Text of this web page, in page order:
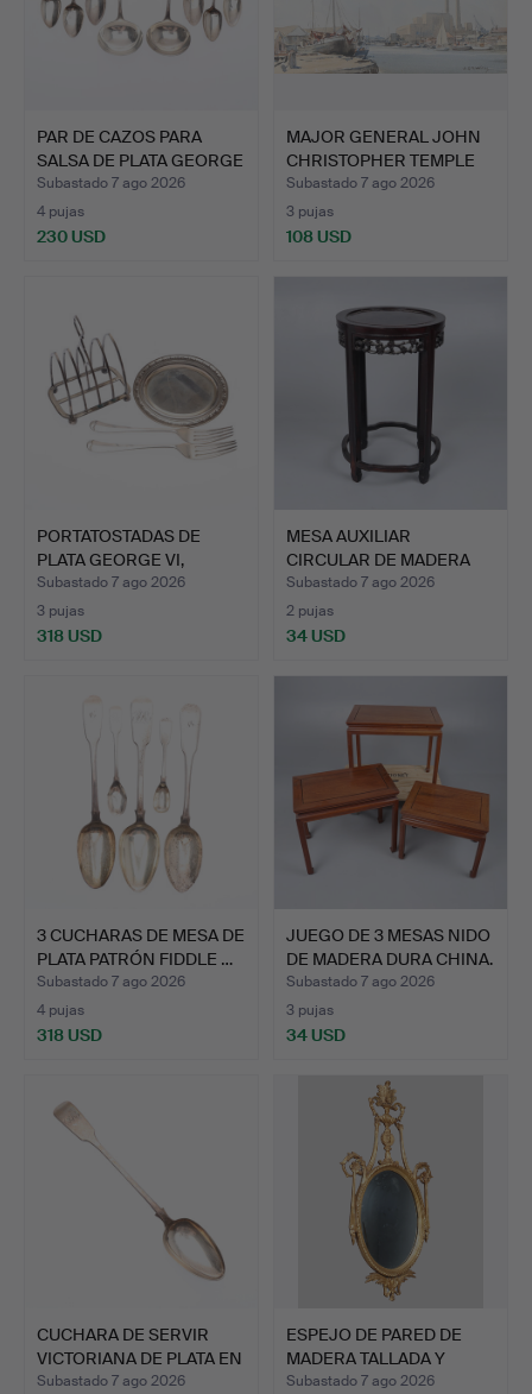
PAR DE CAZOS PARA
SALSA DE PLATA GEORGE
II…
Subastado 7 ago 2026
4 pujas
230 USD
MAJOR GENERAL JOHN
CHRISTOPHER TEMPLE
WILL…
Subastado 7 ago 2026
3 pujas
108 USD
PORTATOSTADAS DE
PLATA GEORGE VI,
PAREJA D…
Subastado 7 ago 2026
3 pujas
318 USD
MESA AUXILIAR
CIRCULAR DE MADERA
DURA CHIN…
Subastado 7 ago 2026
2 pujas
34 USD
3 CUCHARAS DE MESA DE
PLATA PATRÓN FIDDLE …
Subastado 7 ago 2026
4 pujas
318 USD
JUEGO DE 3 MESAS NIDO
DE MADERA DURA CHINA.
Subastado 7 ago 2026
3 pujas
34 USD
CUCHARA DE SERVIR
VICTORIANA DE PLATA EN
M…
Subastado 7 ago 2026
ESPEJO DE PARED DE
MADERA TALLADA Y
DORADA…
Subastado 7 ago 2026